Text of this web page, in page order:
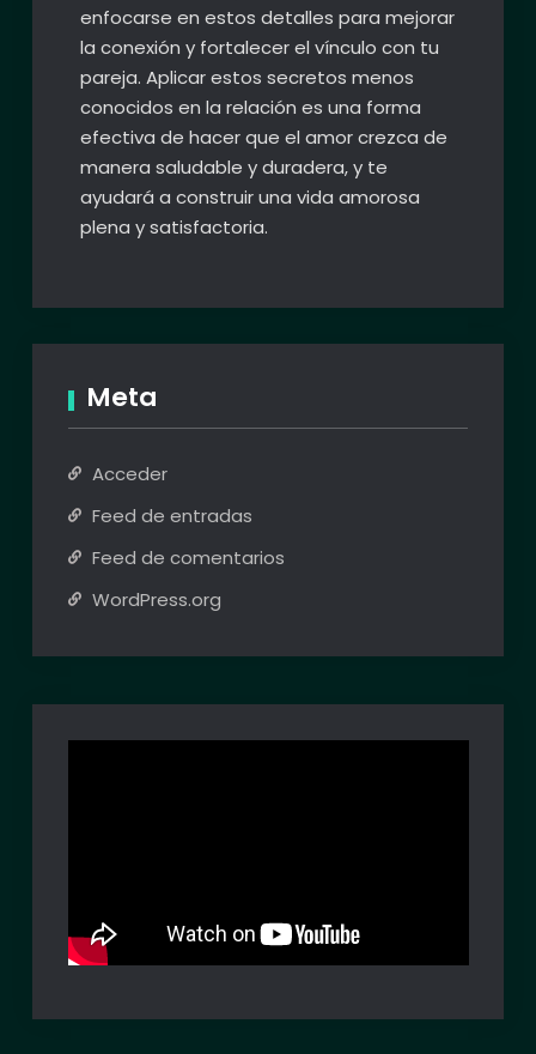
enfocarse en estos detalles para mejorar
la conexión y fortalecer el vínculo con tu
pareja. Aplicar estos secretos menos
conocidos en la relación es una forma
efectiva de hacer que el amor crezca de
manera saludable y duradera, y te
ayudará a construir una vida amorosa
plena y satisfactoria.
Meta
Acceder
Feed de entradas
Feed de comentarios
WordPress.org